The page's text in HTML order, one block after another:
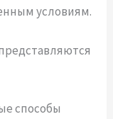
условиям.
способы